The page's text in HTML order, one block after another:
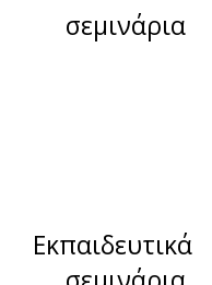
σεμινάρια
Εκπαιδευτικά